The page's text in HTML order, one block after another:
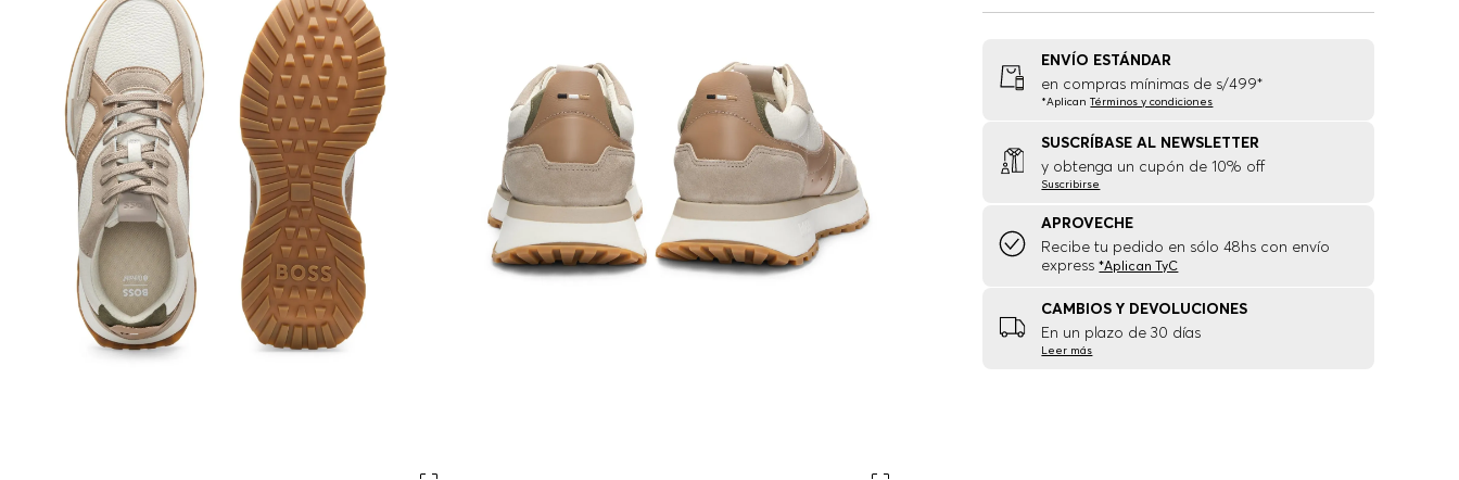
ENVÍO ESTÁNDAR
en compras mínimas de s/499*
*AplicanTérminos y condiciones
SUSCRÍBASE AL NEWSLETTER
y obtenga un cupón de 10% off
Suscribirse
APROVECHE
Recibe tu pedido en sólo 48hs con envío
express*Aplican TyC
CAMBIOS Y DEVOLUCIONES
En un plazo de 30 días
Leer más